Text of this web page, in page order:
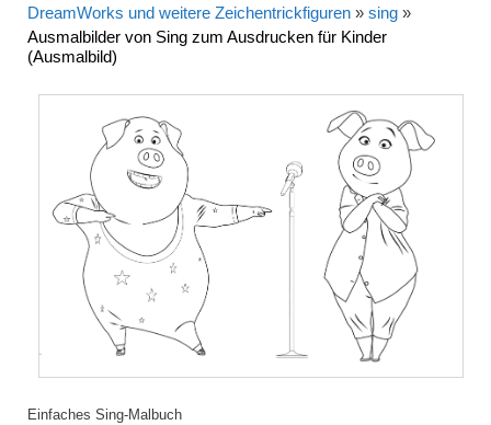
DreamWorks und weitere Zeichentrickfiguren » sing »
Ausmalbilder von Sing zum Ausdrucken für Kinder
(Ausmalbild)
Einfaches Sing-Malbuch